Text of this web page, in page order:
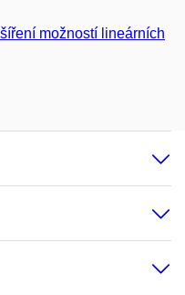
možností lineárních